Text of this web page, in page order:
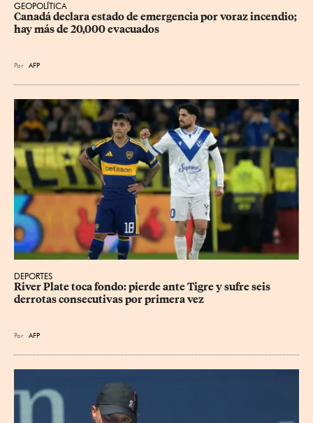
GEOPOLÍTICA
Canadá declara estado de emergencia por voraz incendio;
hay más de 20,000 evacuados
Por AFP
DEPORTES
River Plate toca fondo: pierde ante Tigre y sufre seis
derrotas consecutivas por primera vez
Por AFP